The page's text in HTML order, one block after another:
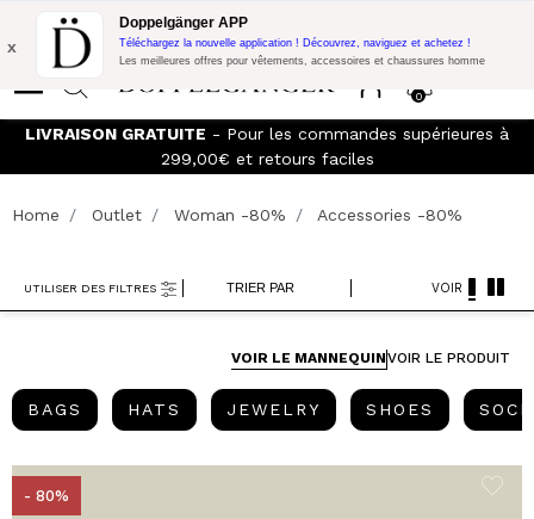
Promo Flash: 10% de réduction supplémentaire sur 300€ d'achat
avec le code:
0
x
Doppelgänger APP
Téléchargez la nouvelle application ! Découvrez, naviguez et achetez !
Les meilleures offres pour vêtements, accessoires et chaussures homme
LIVRAISON GRATUITE - Pour les commandes supérieures à
299,00€ et retours faciles
Home Outlet Woman -80% Accessories -80%
TRIER PAR
UTILISER DES FILTRES VOIR
VOIR LE MANNEQUINVOIR LE PRODUIT
BAGS BAGSHATS HATSJEWELRY JEWELRY
SHOES SHOES
- 80%